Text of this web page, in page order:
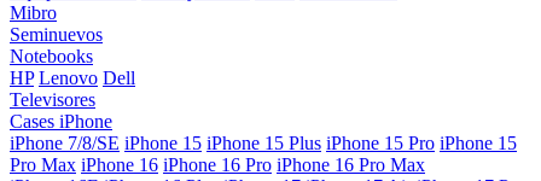
Mibro
Seminuevos
Notebooks
HP Lenovo Dell
Televisores
Cases iPhone
iPhone 7/8/SE iPhone 15 iPhone 15 Plus iPhone 15 Pro iPhone 15
Pro Max iPhone 16 iPhone 16 Pro iPhone 16 Pro Max